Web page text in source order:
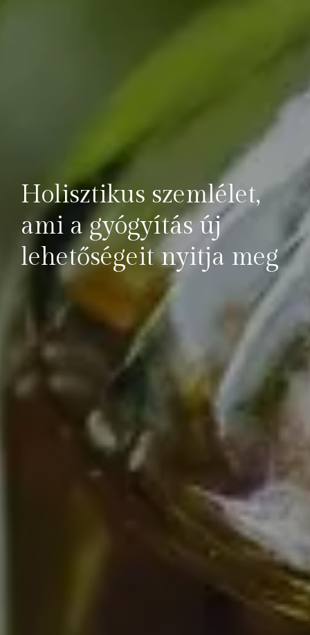
Holisztikus szemlélet,
ami a gyógyítás új
lehetőségeit nyitja meg